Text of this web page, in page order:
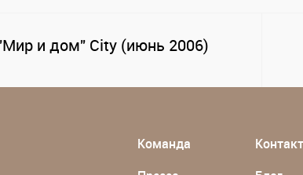
и дом" City (июнь 2006)
Команда